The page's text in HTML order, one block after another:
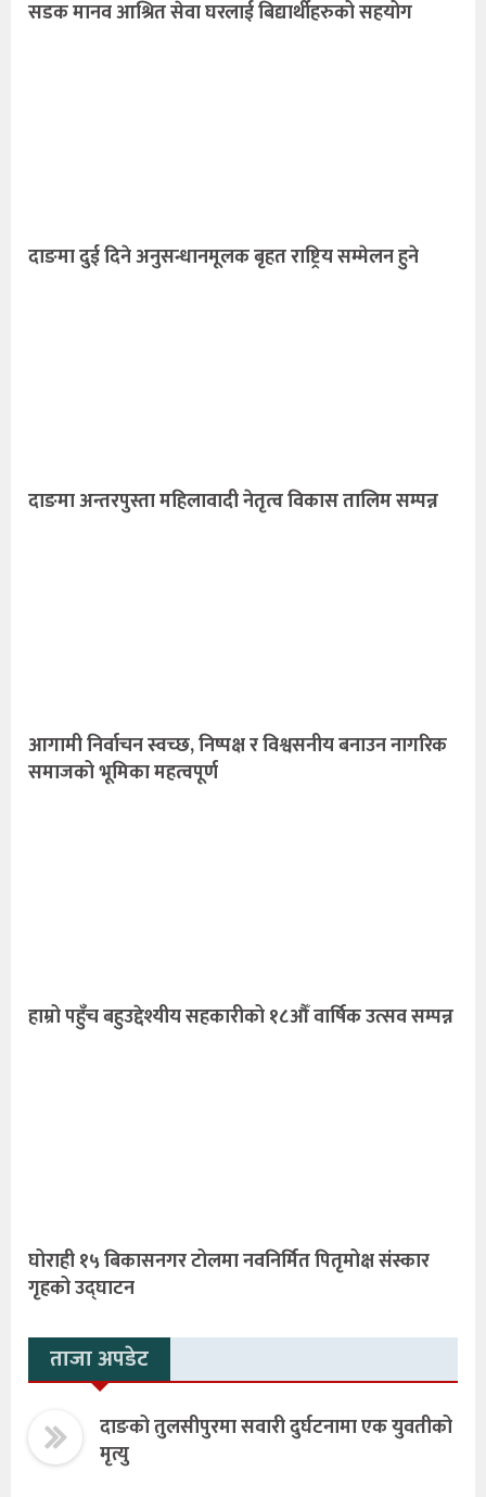
सडक मानव आश्रित सेवा घरलाई बिद्यार्थीहरुको सहयोग
दाङमा दुई दिने अनुसन्धानमूलक बृहत राष्ट्रिय सम्मेलन हुने
दाङमा अन्तरपुस्ता महिलावादी नेतृत्व विकास तालिम सम्पन्न
आगामी निर्वाचन स्वच्छ, निष्पक्ष र विश्वसनीय बनाउन नागरिक
समाजको भूमिका महत्वपूर्ण
हाम्रो पहुँच बहुउद्देश्यीय सहकारीको १८औँ वार्षिक उत्सव सम्पन्न
घोराही १५ बिकासनगर टोलमा नवनिर्मित पितृमोक्ष संस्कार
गृहको उद्घाटन
ताजा अपडेट
दाङको तुलसीपुरमा सवारी दुर्घटनामा एक युवतीको
मृत्यु